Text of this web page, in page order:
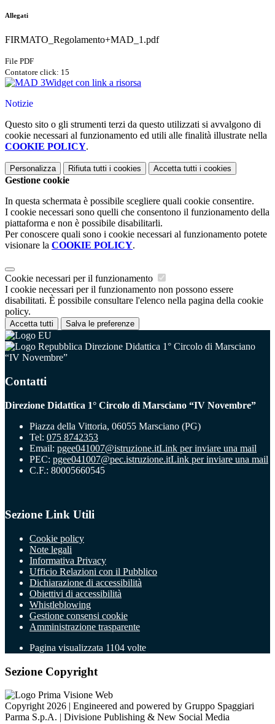
Allegati
FIRMATO_Regolamento+MAD_1.pdf
File PDF
Contatore click: 15
Widget con link a risorsa
Notizie
Questo sito o gli strumenti terzi da questo utilizzati si avvalgono di
cookie necessari al funzionamento ed utili alle finalità illustrate nella
COOKIE POLICY.
Personalizza Rifiuta tutti i cookies Accetta tutti i cookies
Gestione cookie
In questa schermata è possibile scegliere quali cookie consentire.
I cookie necessari sono quelli che consentono il funzionamento della
piattaforma e non è possibile disabilitarli.
Per conoscere quali sono i cookie necessari al funzionamento potete
visionare la COOKIE POLICY.
Cookie necessari per il funzionamento
I cookie necessari per il funzionamento non possono essere
disabilitati. È possibile consultare l'elenco nella pagina della cookie
policy.
Accetta tutti Salva le preferenze
Direzione Didattica 1° Circolo di Marsciano
“IV Novembre”
Contatti
Direzione Didattica 1° Circolo di Marsciano “IV Novembre”
Piazza della Vittoria, 06055 Marsciano (PG)
Tel: 075 8742353
Email: pgee041007@istruzione.itLink per inviare una mail
PEC: pgee041007@pec.istruzione.itLink per inviare una mail
C.F.: 80005660545
Sezione Link Utili
Cookie policy
Note legali
Informativa Privacy
Ufficio Relazioni con il Pubblico
Dichiarazione di accessibilità
Obiettivi di accessibilità
Whistleblowing
Gestione consensi cookie
Amministrazione trasparente
Pagina visualizzata 1104 volte
Sezione Copyright
Copyright 2026 | Engineered and powered by Gruppo Spaggiari
Parma S.p.A. | Divisione Publishing & New Social Media